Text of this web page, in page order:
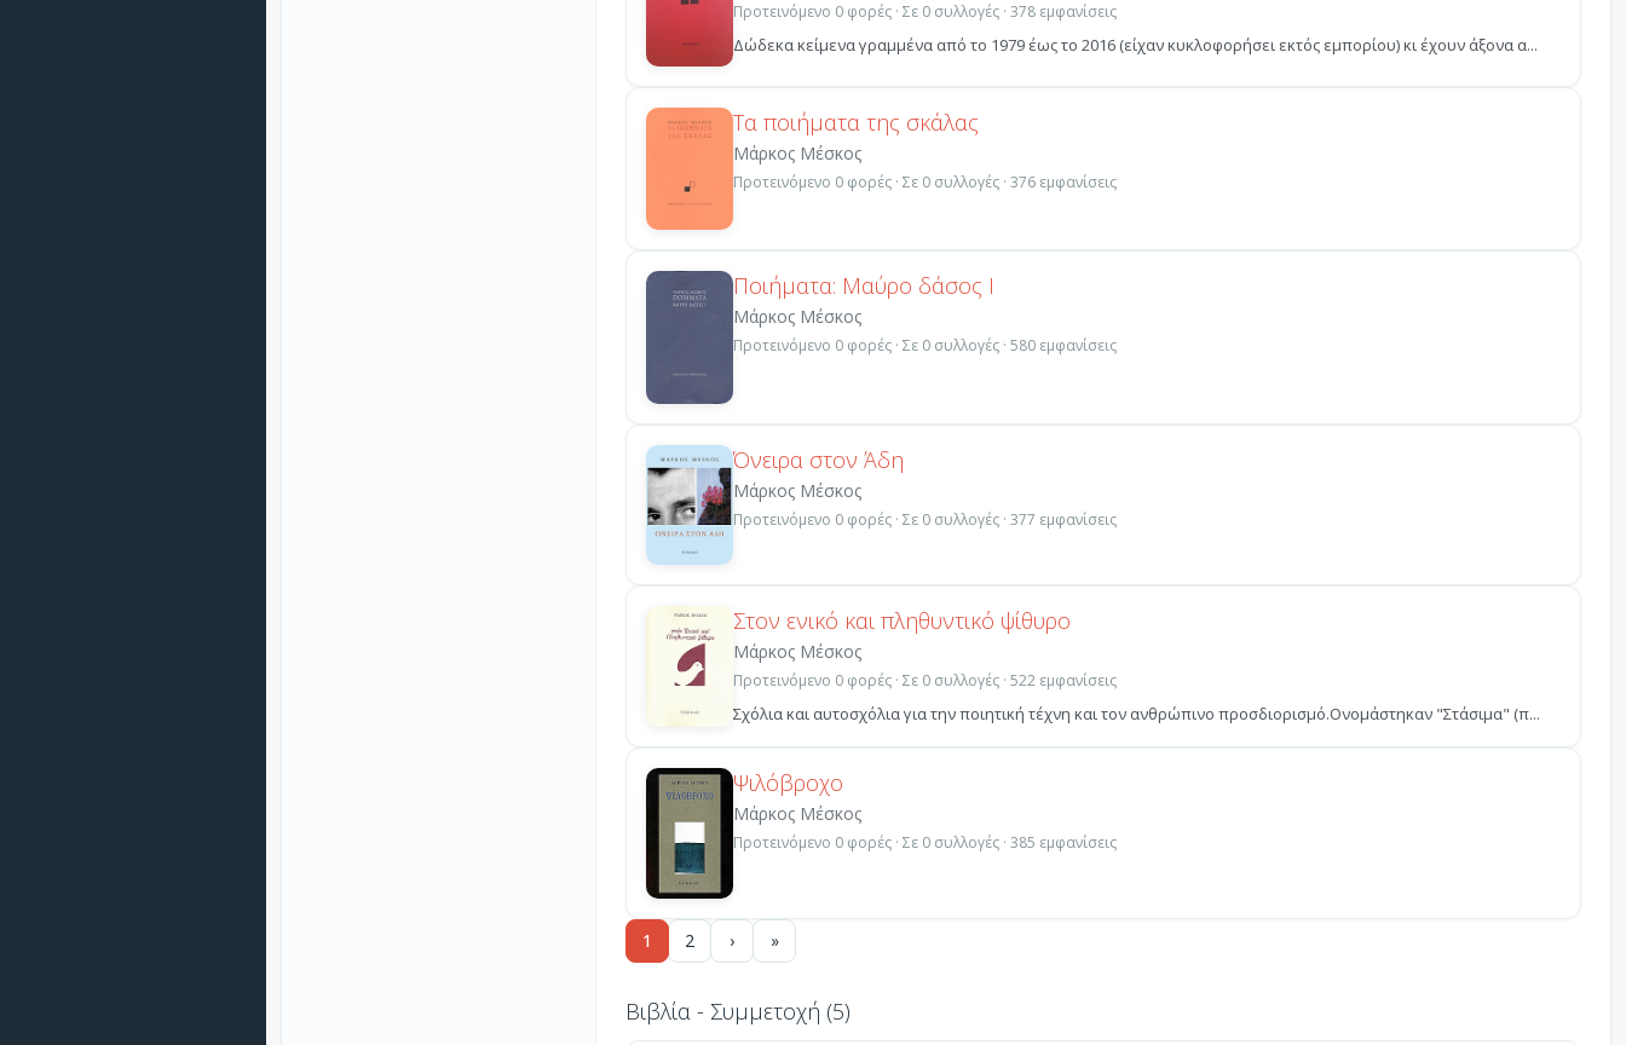
Προτεινόμενο 0 φορές · Σε 0 συλλογές · 378 εμφανίσεις
Δώδεκα κείμενα γραμμένα από το 1979 έως το 2016 (είχαν κυκλοφορήσει εκτός εμπορίου) κι έχουν άξονα α...
Τα ποιήματα της σκάλας
Μάρκος Μέσκος
Προτεινόμενο 0 φορές · Σε 0 συλλογές · 376 εμφανίσεις
Ποιήματα: Μαύρο δάσος I
Μάρκος Μέσκος
Προτεινόμενο 0 φορές · Σε 0 συλλογές · 580 εμφανίσεις
Όνειρα στον Άδη
Μάρκος Μέσκος
Προτεινόμενο 0 φορές · Σε 0 συλλογές · 377 εμφανίσεις
Στον ενικό και πληθυντικό ψίθυρο
Μάρκος Μέσκος
Προτεινόμενο 0 φορές · Σε 0 συλλογές · 522 εμφανίσεις
Σχόλια και αυτοσχόλια για την ποιητική τέχνη και τον ανθρώπινο προσδιορισμό.Ονομάστηκαν "Στάσιμα" (π...
Ψιλόβροχο
Μάρκος Μέσκος
Προτεινόμενο 0 φορές · Σε 0 συλλογές · 385 εμφανίσεις
1 2 › »
Βιβλία - Συμμετοχή (5)